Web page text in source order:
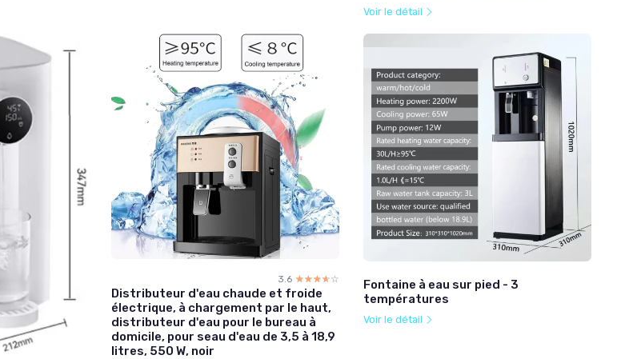
Voir le détail
3.6 ☆☆☆☆☆
★★★★★
Distributeur d'eau chaude et froide
électrique, à chargement par le haut,
distributeur d'eau pour le bureau à
domicile, pour seau d'eau de 3,5 à 18,9
litres, 550 W, noir
Fontaine à eau sur pied - 3
températures
Voir le détail